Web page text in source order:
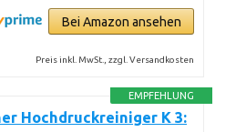
Bei Amazon ansehen
Preis inkl. MwSt., zzgl. Versandkosten
EMPFEHLUNG
Hochdruckreiniger K 3: